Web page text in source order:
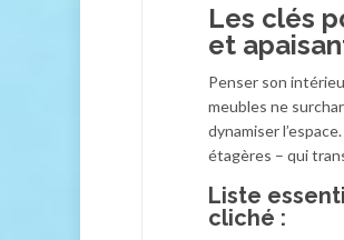
Les clés
et
Penser son
meubles ne
dynamiser
étagères – qui
Liste
cliché :